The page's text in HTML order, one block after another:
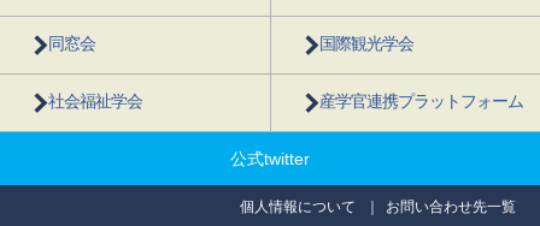
同窓会 国際観光学会
社会福祉学会 産学官連携プラットフォーム
公式twitter
個人情報について お問い合わせ先一覧